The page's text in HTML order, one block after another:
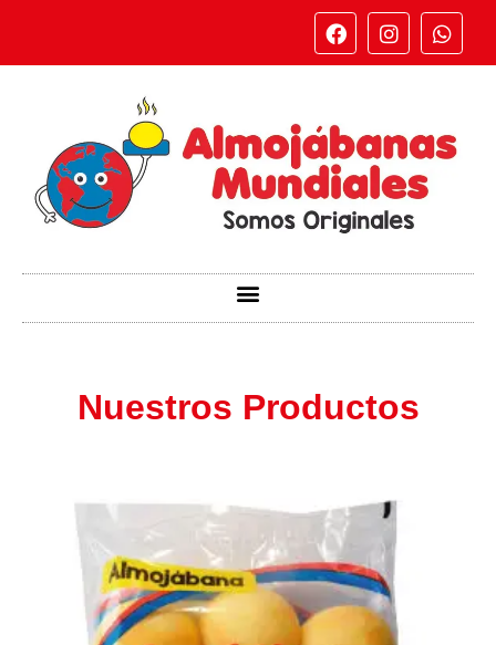
Nuestros Productos